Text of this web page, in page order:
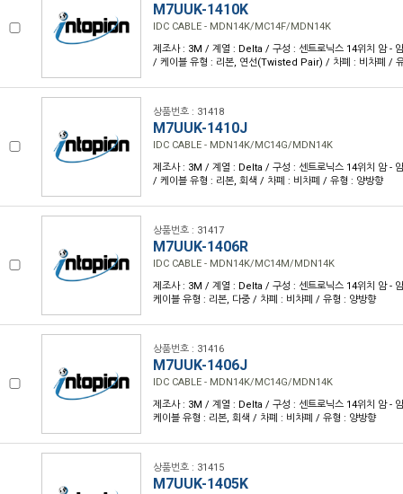
M7UUK-1410K
IDC CABLE - MDN14K/MC14F/MDN14K
제조사 : 3M / 계열 : Delta / 구성 : 센트로닉스 14위치 암 -
/ 케이블 유형 : 리본, 연선(Twisted Pair) / 차폐 : 비차폐 /
상품번호 : 31418
M7UUK-1410J
IDC CABLE - MDN14K/MC14G/MDN14K
제조사 : 3M / 계열 : Delta / 구성 : 센트로닉스 14위치 암 -
/ 케이블 유형 : 리본, 회색 / 차폐 : 비차폐 / 유형 : 양방향
상품번호 : 31417
M7UUK-1406R
IDC CABLE - MDN14K/MC14M/MDN14K
제조사 : 3M / 계열 : Delta / 구성 : 센트로닉스 14위치 암 -
케이블 유형 : 리본, 다중 / 차폐 : 비차폐 / 유형 : 양방향
상품번호 : 31416
M7UUK-1406J
IDC CABLE - MDN14K/MC14G/MDN14K
제조사 : 3M / 계열 : Delta / 구성 : 센트로닉스 14위치 암 -
케이블 유형 : 리본, 회색 / 차폐 : 비차폐 / 유형 : 양방향
상품번호 : 31415
M7UUK-1405K